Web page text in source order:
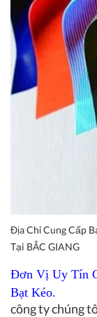
Địa Chỉ Cung Cấp
Tại BẮC GIANG
Đơn Vị Uy Tín
Bạt Kéo.
công ty chúng